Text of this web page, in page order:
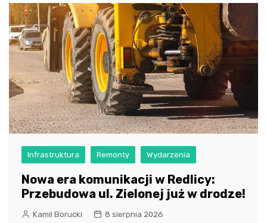
Infrastruktura Remonty Wydarzenia
Nowa era komunikacji w Redlicy:
Przebudowa ul. Zielonej już w drodze!
Kamil Borucki 8 sierpnia 2026